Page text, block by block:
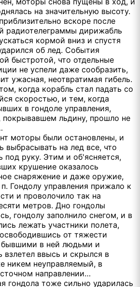
на значительную высоту.
вскоре после
радиотелеграммы дирижабль
кормой вниз и спустя
об лед. События
быстротой, что отдельные
не успели даже сообразить,
ужасная, неотвратимая гибель.
когда корабль стал падать со
скоростью, и тем, когда
в гондоле управления,
покрывавшем льдину, прошло не
моторы были остановлены, и
выбрасывать на лед все, что
под руку. Этим и об'ясняется,
крушение оказалось
снаряжение и даже оружие,
Гондолу управления прижало к
и проволочило так на
метров. Дно гондолы
гондолу заполнило снегом, и в
лежать участники полета,
от тяжести
бывшими в ней людьми и
взлетел ввысь и скрылся в
никем неуправляемый, в
направлении…
гондола тоже сильно ударилась